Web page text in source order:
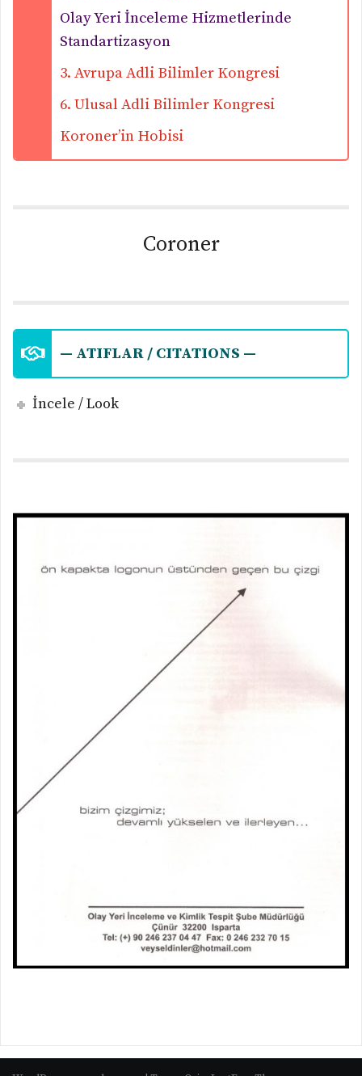
Olay Yeri İnceleme Hizmetlerinde
Standartizasyon
3. Avrupa Adli Bilimler Kongresi
6. Ulusal Adli Bilimler Kongresi
Koroner’in Hobisi
Coroner
— ATIFLAR / CITATIONS —
İncele / Look